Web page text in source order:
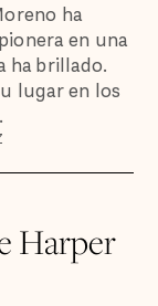
ha
en una
ha brillado.
lugar en los
Harper